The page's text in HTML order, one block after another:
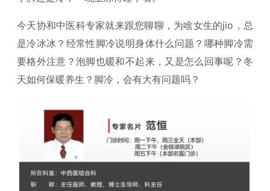
今天协和中医科专家就来跟您聊聊，为啥女生的jio，总
是冷冰冰？经常性脚冷说明身体什么问题？哪种脚冷需
要格外注意？泡脚也暖和不起来，又是怎么回事呢？冬
天如何保暖养生？脚冷，会有大有问题吗？